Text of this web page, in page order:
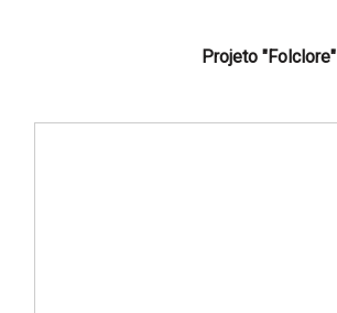
Projeto "Folclore"